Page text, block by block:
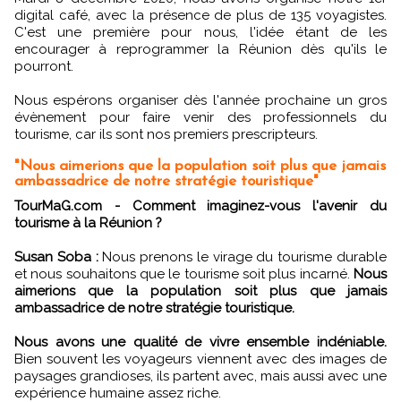
digital café, avec la présence de plus de 135 voyagistes.
C'est une première pour nous, l'idée étant de les
encourager à reprogrammer la Réunion dès qu'ils le
pourront.
Nous espérons organiser dès l'année prochaine un gros
évènement pour faire venir des professionnels du
tourisme, car ils sont nos premiers prescripteurs.
"Nous aimerions que la population soit plus que jamais
ambassadrice de notre stratégie touristique"
TourMaG.com - Comment imaginez-vous l'avenir du
tourisme à la Réunion ?
Susan Soba :Nous prenons le virage du tourisme durable
et nous souhaitons que le tourisme soit plus incarné. Nous
aimerions que la population soit plus que jamais
ambassadrice de notre stratégie touristique.
Nous avons une qualité de vivre ensemble indéniable.
Bien souvent les voyageurs viennent avec des images de
paysages grandioses, ils partent avec, mais aussi avec une
expérience humaine assez riche.